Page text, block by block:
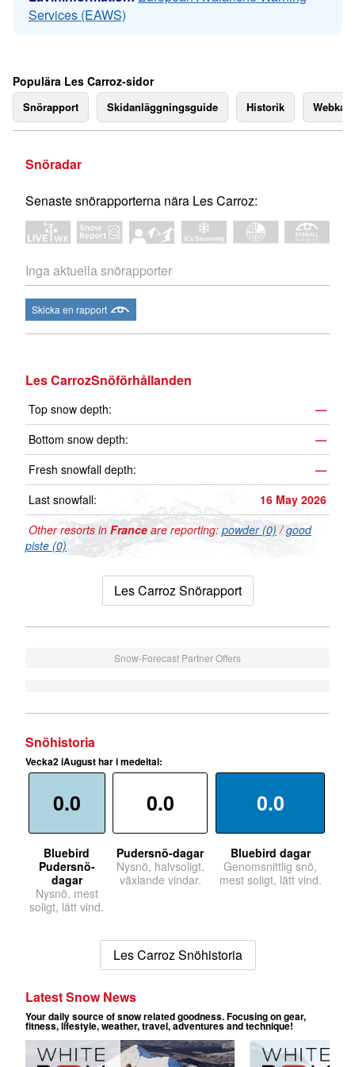
Services (EAWS)
Populära Les Carroz-sidor
Snörapport Skidanläggningsguide Historik
Snöradar
Senaste snörapporterna nära Les Carroz:
Inga aktuella snörapporter
Skicka en rapport
Les CarrozSnöförhållanden
Top snow depth:
—
Bottom snow depth:
—
Fresh snowfall depth:
—
Last snowfall:
16 May 2026
Other resorts in France are reporting: powder (0) /good
piste (0)
Les Carroz Snörapport
Snow-Forecast Partner Offers
Snöhistoria
Vecka2 iAugust har i medeltal:
0.0
Bluebird
Pudersnö-
dagar
Nysnö, mest
soligt, lätt vind.
0.0
Pudersnö-dagar
Nysnö, halvsoligt,
växlande vindar.
0.0
Bluebird dagar
Genomsnittlig snö,
mest soligt, lätt vind.
Les Carroz Snöhistoria